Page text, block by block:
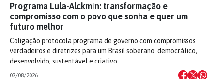
Programa Lula-Alckmin: transformação e
compromisso com o povo que sonha e quer um
futuro melhor
Coligação protocola programa de governo com compromissos
verdadeiros e diretrizes para um Brasil soberano, democrático,
desenvolvido, sustentável e criativo
07/08/2026